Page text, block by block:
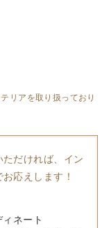
リアを取り扱っており
だければ、 イン
応えします！
ネート